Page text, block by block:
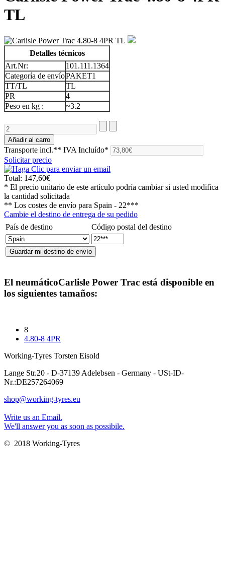
TL
Detalles técnicos
Art.Nr:
101.111.1364
Categoría de envíoPAKET1
TT/TL
TL
PR
4
Peso en kg :
~3.2
Transporte incl.** IVA Incluído*
Solicitar precio
Total: 147,60€
* El precio unitario de este artículo podría cambiar si usted modifica
la cantidad solicitada
** Los costes de envío para Spain - 22***
Cambie el destino de entrega de su pedido
País de destino
Código postal del destino
El neumáticoCarlisle Power Trac está disponible en
los siguientes tamaños:
8
4.80-8 4PR
Working-Tyres Torsten Eisold
Lange Str.20 - D-37139 Adelebsen - Germany - USt-ID-
Nr.:DE257264069
shop@working-tyres.eu
Write us an Email.
We'll answer you as soon as possibile.
© 2018 Working-Tyres